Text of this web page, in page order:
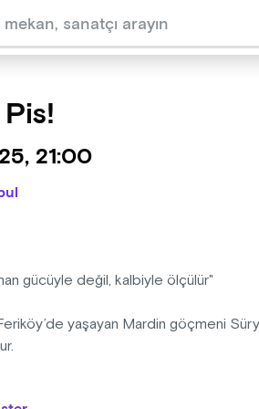
21:00
gücüyle değil, kalbiyle ölçülür"
yaşayan Mardin göçmeni